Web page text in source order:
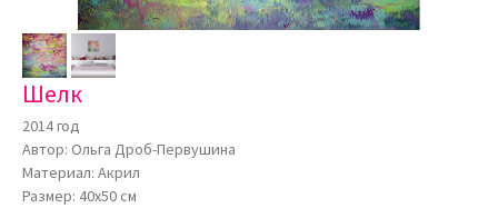
Шелк
2014 год
Автор: Ольга Дроб-Первушина
Материал: Акрил
Размер: 40х50 см